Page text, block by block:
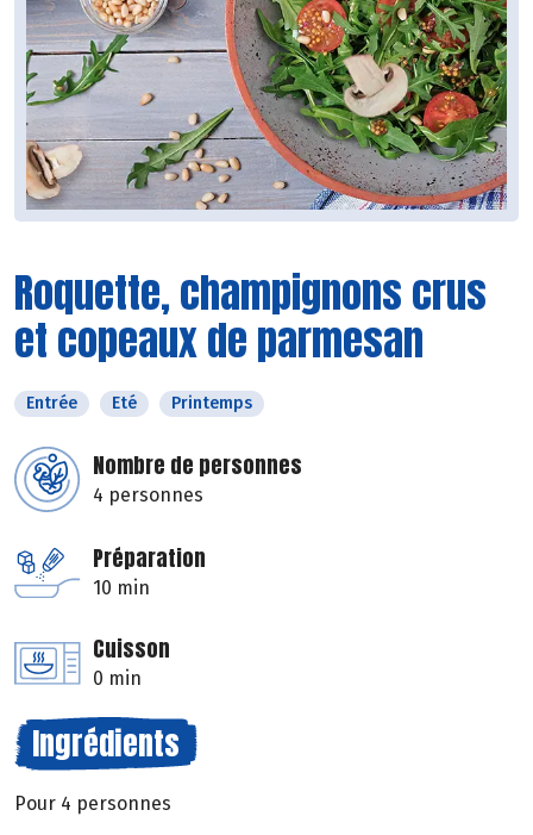
Roquette, champignons crus
et copeaux de parmesan
Entrée Eté Printemps
Nombre de personnes
4 personnes
Préparation
10 min
Cuisson
0 min
Ingrédients
Pour 4 personnes